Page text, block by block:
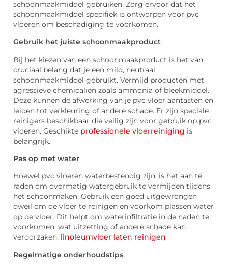
schoonmaakmiddel gebruiken. Zorg ervoor dat het
schoonmaakmiddel specifiek is ontworpen voor pvc
vloeren om beschadiging te voorkomen.
Gebruik het juiste schoonmaakproduct
Bij het kiezen van een schoonmaakproduct is het van
cruciaal belang dat je een mild, neutraal
schoonmaakmiddel gebruikt. Vermijd producten met
agressieve chemicaliën zoals ammonia of bleekmiddel.
Deze kunnen de afwerking van je pvc vloer aantasten en
leiden tot verkleuring of andere schade. Er zijn speciale
reinigers beschikbaar die veilig zijn voor gebruik op pvc
vloeren. Geschikte professionele vloerreiniging is
belangrijk.
Pas op met water
Hoewel pvc vloeren waterbestendig zijn, is het aan te
raden om overmatig watergebruik te vermijden tijdens
het schoonmaken. Gebruik een goed uitgewrongen
dweil om de vloer te reinigen en voorkom plassen water
op de vloer. Dit helpt om waterinfiltratie in de naden te
voorkomen, wat uitzetting of andere schade kan
veroorzaken. linoleumvloer laten reinigen
Regelmatige onderhoudstips